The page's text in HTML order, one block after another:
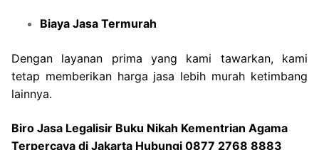
Biaya Jasa Termurah
Dengan layanan prima yang kami tawarkan, kami
tetap memberikan harga jasa lebih murah ketimbang
lainnya.
Biro Jasa Legalisir Buku Nikah Kementrian Agama
Terpercaya di Jakarta Hubungi 0877 2768 8883